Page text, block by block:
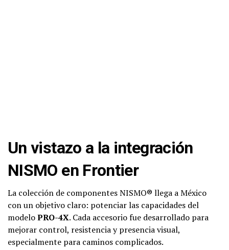
Un vistazo a la integración
NISMO en Frontier
La colección de componentes NISMO® llega a México
con un objetivo claro: potenciar las capacidades del
modeloPRO-4X. Cada accesorio fue desarrollado para
mejorar control, resistencia y presencia visual,
especialmente para caminos complicados.